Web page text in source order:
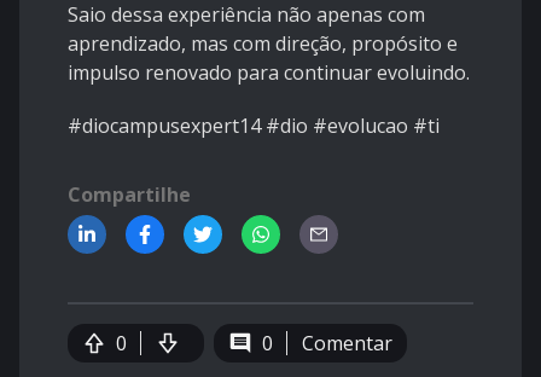
Saio dessa experiência não apenas com
aprendizado, mas com direção, propósito e
impulso renovado para continuar evoluindo.
#diocampusexpert14 #dio #evolucao #ti
Compartilhe
0 0 Comentar